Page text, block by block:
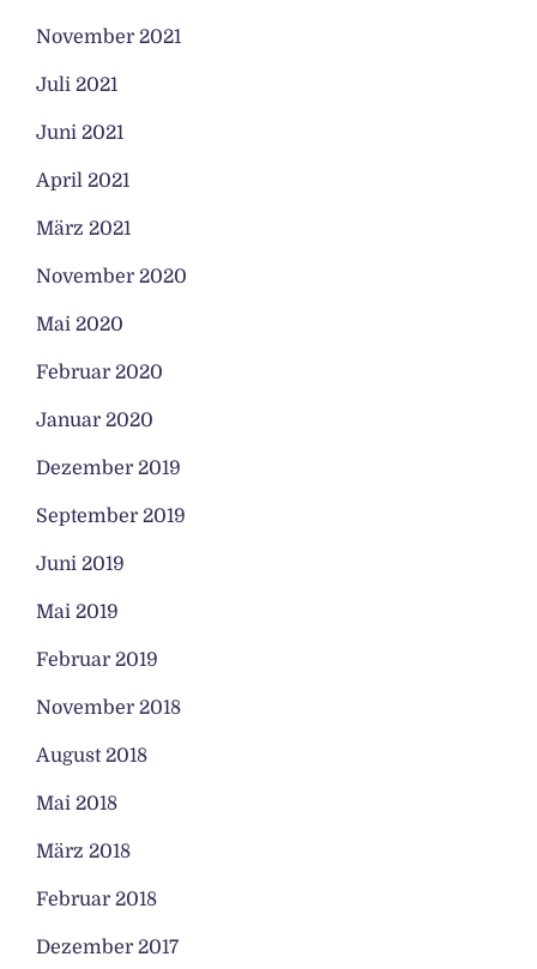
November 2021
Juli 2021
Juni 2021
April 2021
März 2021
November 2020
Mai 2020
Februar 2020
Januar 2020
Dezember 2019
September 2019
Juni 2019
Mai 2019
Februar 2019
November 2018
August 2018
Mai 2018
März 2018
Februar 2018
Dezember 2017